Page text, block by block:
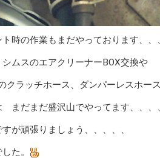
ト時の作業もまだやっております、、
ムスのエアクリーナーBOX交換や
クラッチホース、ダンパーレスホー
まだまだ盛沢山でやってます、、、
が頑張りましょう、、、、、
た。